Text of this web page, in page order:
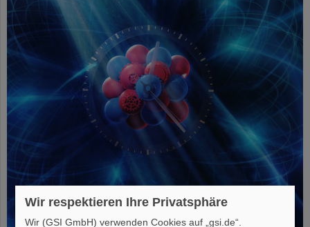
Wir respektieren Ihre Privatsphäre
Wir (GSI GmbH) verwenden Cookies auf „gsi.de“.